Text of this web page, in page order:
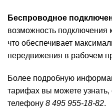
Беспроводное
возможность подключения
что обеспечивает
передвижения в рабочем
Более подробную
тарифах вы можете
телефону 8 495 955-18-82.